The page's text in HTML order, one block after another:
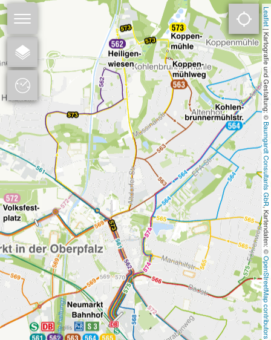
Navigation
Sprache
Stadtwerke Neumarkt
Kontakt
Datenschutz
Impressum
Leaflet
| Kartografie und Gestaltung: ©
Baumgardt Consultants GbR
, Kartendaten: ©
OpenStreetMap contributors